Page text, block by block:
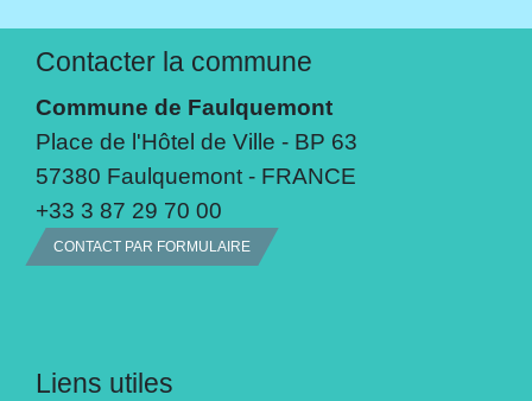
Contacter la commune
Commune de Faulquemont
Place de l'Hôtel de Ville - BP 63
57380 Faulquemont - FRANCE
+33 3 87 29 70 00
CONTACT PAR FORMULAIRE
Liens utiles